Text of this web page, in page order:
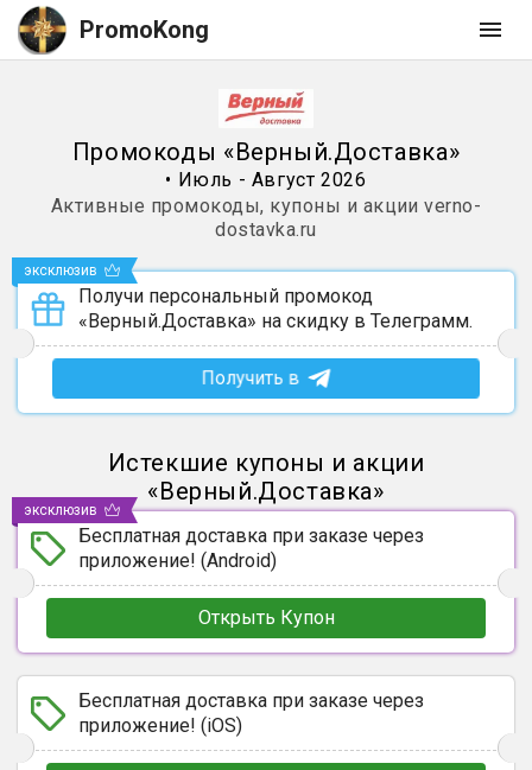
PromoKong
Промокоды «Верный.Доставка»
• Июль - Август 2026
Активные промокоды, купоны и акции verno-
dostavka.ru
Получи персональный промокод
«Верный.Доставка» на скидку в Телеграмм.
Получить в
эксклюзив
Истекшие купоны и акции
«Верный.Доставка»
Бесплатная доставка при заказе через
приложение! (Android)
Открыть Купон
эксклюзив
Бесплатная доставка при заказе через
приложение! (iOS)